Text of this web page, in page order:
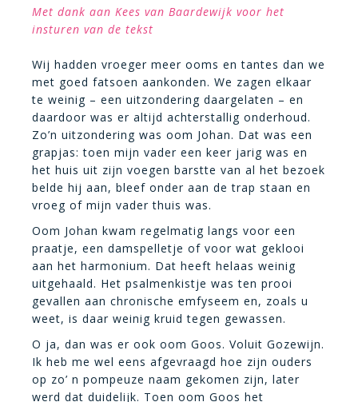
Met dank aan Kees van Baardewijk voor het
insturen van de tekst
Wij hadden vroeger meer ooms en tantes dan we
met goed fatsoen aankonden. We zagen elkaar
te weinig – een uitzondering daargelaten – en
daardoor was er altijd achterstallig onderhoud.
Zo’n uitzondering was oom Johan. Dat was een
grapjas: toen mijn vader een keer jarig was en
het huis uit zijn voegen barstte van al het bezoek
belde hij aan, bleef onder aan de trap staan en
vroeg of mijn vader thuis was.
Oom Johan kwam regelmatig langs voor een
praatje, een damspelletje of voor wat geklooi
aan het harmonium. Dat heeft helaas weinig
uitgehaald. Het psalmenkistje was ten prooi
gevallen aan chronische emfyseem en, zoals u
weet, is daar weinig kruid tegen gewassen.
O ja, dan was er ook oom Goos. Voluit Gozewijn.
Ik heb me wel eens afgevraagd hoe zijn ouders
op zo’ n pompeuze naam gekomen zijn, later
werd dat duidelijk. Toen oom Goos het